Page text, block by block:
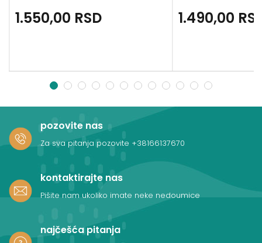
1.550,00 RSD 1.490,00
1 2 3 4 5 6 7 8 9 10 11 12
pozovite nas
Za sva pitanja pozovite +38166137670
kontaktirajte nas
Pišite nam ukoliko imate neke nedoumice
najčešća pitanja